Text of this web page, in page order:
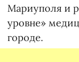
Мариуполя и
уровне»
городе.